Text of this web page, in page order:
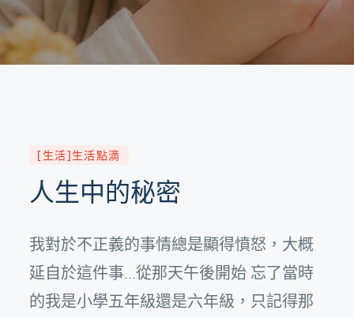
[生活]生活點滴
人生中的秘密
我對於不正義的事情總是顯得憤怒，大概
延自於這件事...從那天午後開始 忘了當時
的我是小學五年級還是六年級，只記得那